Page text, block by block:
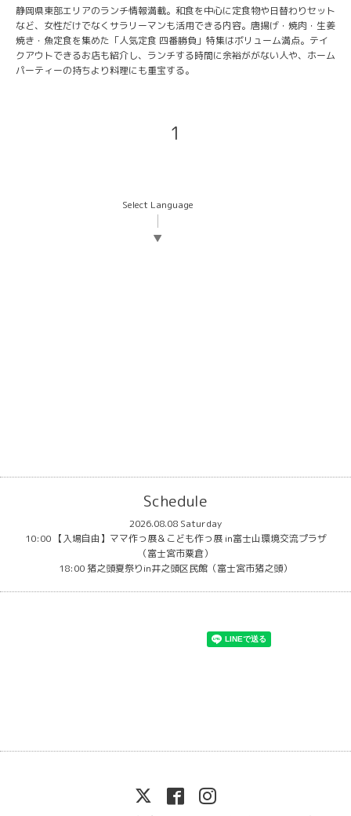
静岡県東部エリアのランチ情報満載。和食を中心に定食物や日替わりセット
など、女性だけでなくサラリーマンも活用できる内容。唐揚げ・焼肉・生姜
焼き・魚定食を集めた「人気定食 四番勝負」特集はボリューム満点。テイ
クアウトできるお店も紹介し、ランチする時間に余裕ががない人や、ホーム
パーティーの持ちより料理にも重宝する。
1
Select Language
▼
Schedule
2026.08.08 Saturday
10:00 【入場自由】ママ作っ展＆こども作っ展 in富士山環境交流プラザ
（富士宮市粟倉）
18:00 猪之頭夏祭りin井之頭区民館（富士宮市猪之頭）